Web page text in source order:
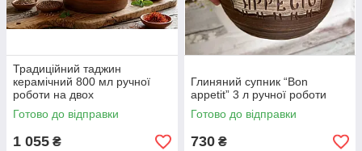
Традиційний таджин
керамічний 800 мл ручної
роботи на двох
Готово до відправки
1 055 ₴
Глиняний супник “Bon
appetit” 3 л ручної роботи
Готово до відправки
730 ₴